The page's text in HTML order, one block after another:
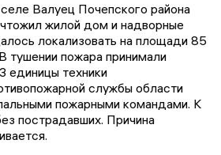
Валуец Почепского района
жилой дом и надворные
локализовать на площади 85
тушении пожара принимали
единицы техники
службы области
пожарными командами. К
пострадавших. Причина